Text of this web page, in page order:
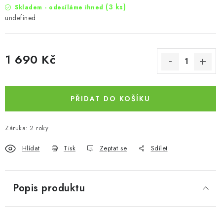
Skladem - odesíláme ihned (3 ks)
undefined
1 690 Kč
PŘIDAT DO KOŠÍKU
Záruka: 2 roky
Tisk Zeptat se
Hlídat Sdílet
Popis produktu